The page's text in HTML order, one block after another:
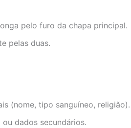
pelo furo da chapa principal.
pelas duas.
(nome, tipo sanguíneo, religião).
dados secundários.